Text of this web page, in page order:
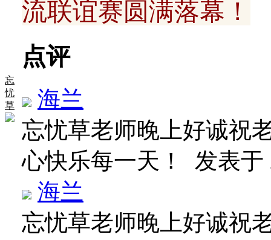
忘
忧
草
流联谊赛圆满落幕！
点评
海兰
忘忧草老师晚上好诚祝
心快乐每一天！ 发表于
海兰
忘忧草老师晚上好诚祝